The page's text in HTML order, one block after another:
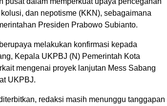
dan nepotisme (KKN), sebagaimana
Presiden Prabowo Subianto.
melakukan konfirmasi kepada
Kepala UKPBJ (N) Pemerintah Kota
mengenai proyek lanjutan Mess Sabang
UKPBJ.
redaksi masih menunggu tanggapan